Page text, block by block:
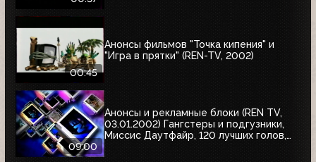
00:45
Анонсы фильмов "Точка кипения" и
"Игра в прятки" (REN-TV, 2002)
09:00
Анонсы и рекламные блоки (REN TV,
03.01.2002) Гангстеры и подгузники,
Миссис Даутфайр, 120 лучших голов,